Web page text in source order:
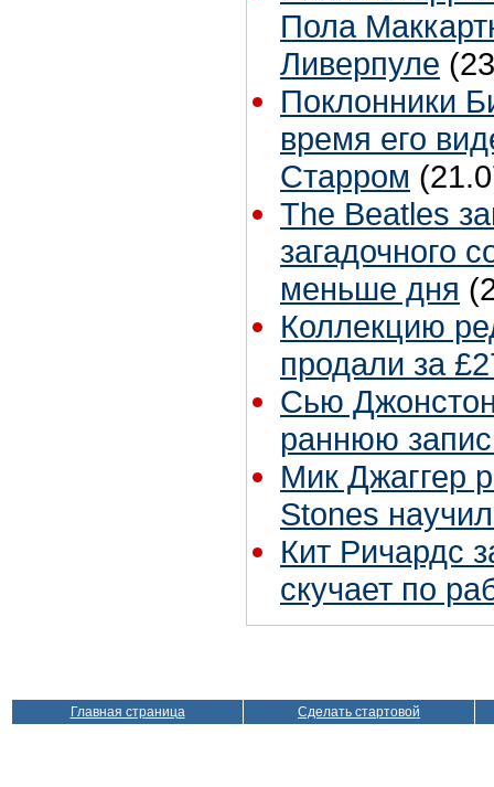
Пола
Ливерпуле
Поклонники
время его
Старром
The Beatles
загадочного
меньше дня
Коллекцию
продали за
Сью
раннюю
Мик Джаггер
Stones
Кит Ричардс
скучает по
Главная страница Сделать стартовой